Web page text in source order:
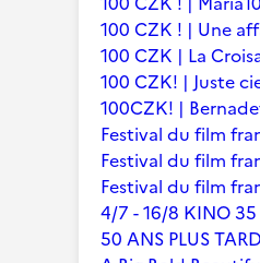
100 CZK ! | Une
100 CZK | La
100 CZK! | Juste
100CZK! |
Festival du film
Festival du film
Festival du film
4/7 - 16/8 KINO 35
50 ANS PLUS